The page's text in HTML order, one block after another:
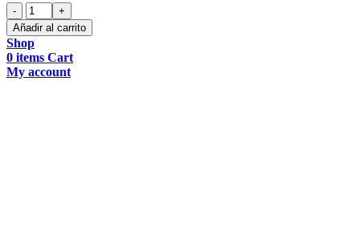
GORILLA
Skinny
Mid
Deck
three
Black
Añadir al carrito
Shop
0 items Cart
My account